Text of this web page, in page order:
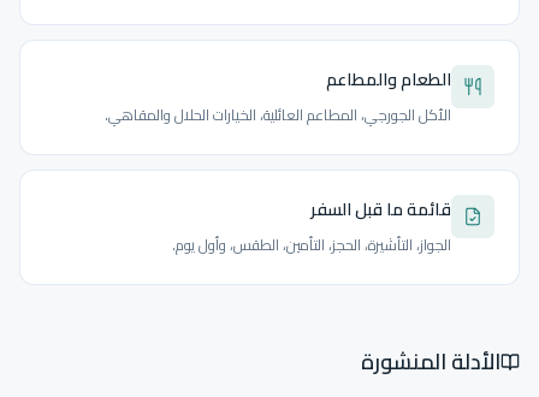
الطعام والمطاعم
الأكل الجورجي، المطاعم العائلية، الخيارات الحلال والمقاهي.
قائمة ما قبل السفر
الجواز، التأشيرة، الحجز، التأمين، الطقس، وأول يوم.
الأدلة المنشورة